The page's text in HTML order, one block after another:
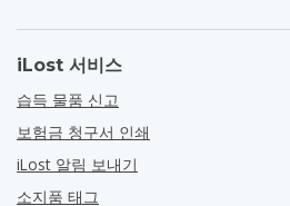
iLost 서비스
습득 물품 신고
보험금 청구서 인쇄
iLost 알림 보내기
소지품 태그